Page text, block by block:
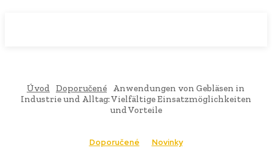
Úvod Doporučené
Anwendungen von Gebläsen in
Industrie und Alltag: Vielfältige Einsatzmöglichkeiten
und Vorteile
Doporučené Novinky